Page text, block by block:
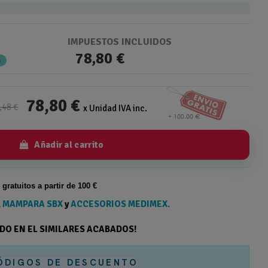
IMPUESTOS INCLUIDOS
78,80 €
€ 78,80 €x Unidad IVA inc.
Añadir al carrito
a partir de 100 €
MAMPARA SBXyACCESORIOS MEDIMEX.
EN EL SIMILARES ACABADOS!
DE DESCUENTO